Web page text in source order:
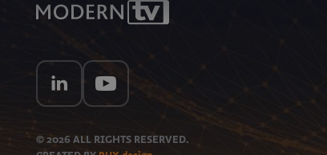
© 2026 ALL RIGHTS RESERVED.